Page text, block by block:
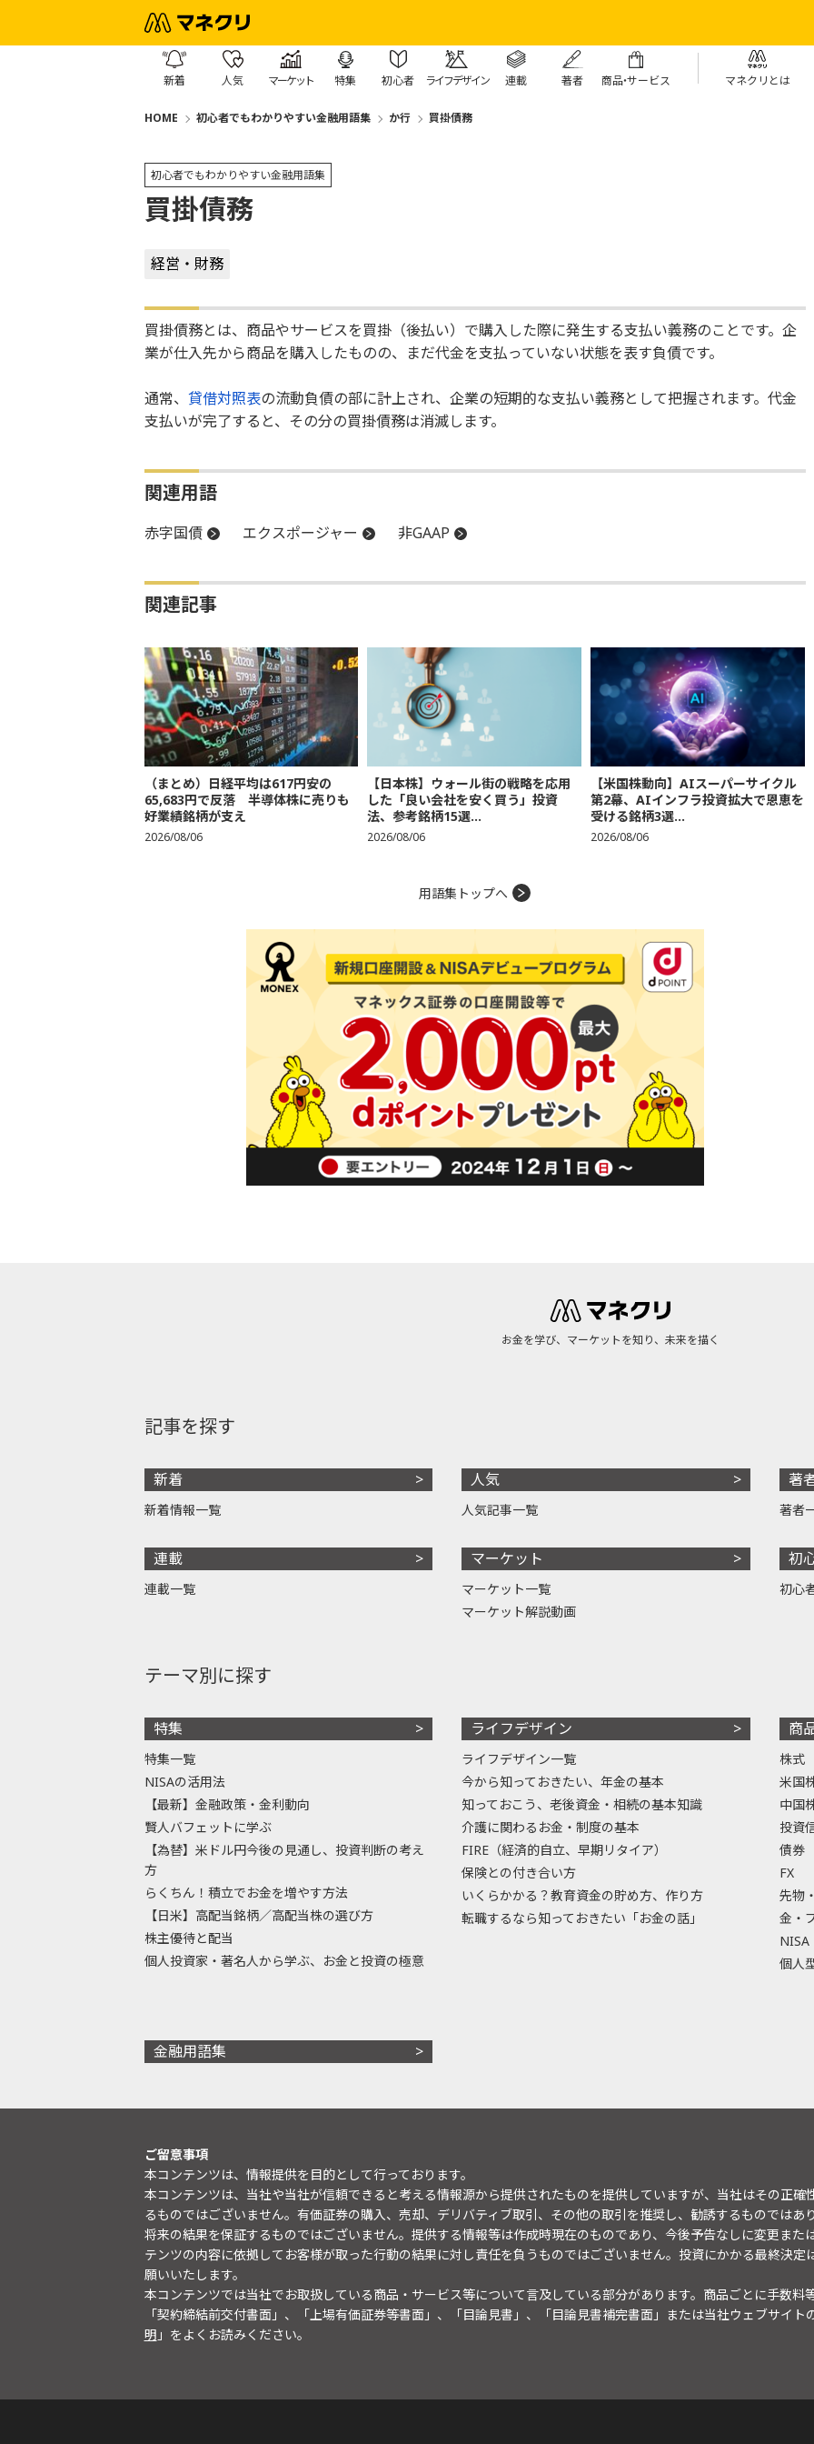
新着 人気 マーケット 特集 初心者 ライフデザイン 連載 著者 商品・サービス マネクリとは
HOME 初心者でもわかりやすい金融用語集 か行 買掛債務
初心者でもわかりやすい金融用語集
買掛債務
経営・財務
買掛債務とは、商品やサービスを買掛（後払い）で購入した際に発生する支払い義務のことです。企
業が仕入先から商品を購入したものの、まだ代金を支払っていない状態を表す負債です。
通常、 貸借対照表の流動負債の部に計上され、企業の短期的な支払い義務として把握されます。代金
支払いが完了すると、その分の買掛債務は消滅します。
関連用語
赤字国債 エクスポージャー 非GAAP
関連記事
（まとめ）日経平均は617円安の
65,683円で反落 半導体株に売りも
好業績銘柄が支え
2026/08/06
【日本株】ウォール街の戦略を応用
した「良い会社を安く買う」投資
法、参考銘柄15選...
2026/08/06
【米国株動向】AIスーパーサイクル
第2幕、AIインフラ投資拡大で恩恵を
受ける銘柄3選...
2026/08/06
用語集トップへ
お金を学び、マーケットを知り、未来を描く
記事を探す
新着
新着情報一覧
連載
連載一覧
人気
人気記事一覧
マーケット
マーケット一覧
マーケット解説動画
著
著者
初
初心
テーマ別に探す
特集
特集一覧
NISAの活用法
【最新】金融政策・金利動向
賢人バフェットに学ぶ
【為替】米ドル円今後の見通し、投資判断の考え
方
らくちん！積立でお金を増やす方法
【日米】高配当銘柄／高配当株の選び方
株主優待と配当
個人投資家・著名人から学ぶ、お金と投資の極意
ライフデザイン
ライフデザイン一覧
今から知っておきたい、年金の基本
知っておこう、老後資金・相続の基本知識
介護に関わるお金・制度の基本
FIRE（経済的自立、早期リタイア）
保険との付き合い方
いくらかかる？教育資金の貯め方、作り方
転職するなら知っておきたい「お金の話」
商
株式
米国
中国
投資
債券
FX
先物
金・
NISA
個人
金融用語集
ご留意事項
本コンテンツは、情報提供を目的として行っております。
本コンテンツは、当社や当社が信頼できると考える情報源から提供されたものを提供していますが、当社はその正
るものではございません。有価証券の購入、売却、デリバティブ取引、その他の取引を推奨し、勧誘するものではあ
将来の結果を保証するものではございません。提供する情報等は作成時現在のものであり、今後予告なしに変更また
テンツの内容に依拠してお客様が取った行動の結果に対し責任を負うものではございません。投資にかかる最終決
願いいたします。
本コンテンツでは当社でお取扱している商品・サービス等について言及している部分があります。商品ごとに手数料
「契約締結前交付書面」、「上場有価証券等書面」、「目論見書」、「目論見書補完書面」または当社ウェブサイト
明 」をよくお読みください。